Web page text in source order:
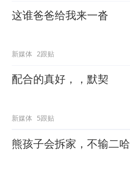
这谁爸爸给我来一沓
新媒体 2跟贴
配合的真好，，默契
新媒体 5跟贴
熊孩子会拆家，不输二哈